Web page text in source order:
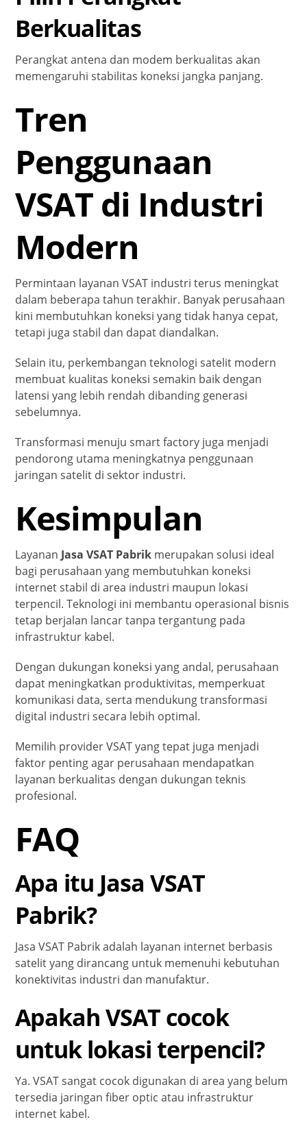
Berkualitas
Perangkat antena dan modem berkualitas akan
memengaruhi stabilitas koneksi jangka panjang.
Tren
Penggunaan
VSAT di Industri
Modern
Permintaan layanan VSAT industri terus meningkat
dalam beberapa tahun terakhir. Banyak perusahaan
kini membutuhkan koneksi yang tidak hanya cepat,
tetapi juga stabil dan dapat diandalkan.
Selain itu, perkembangan teknologi satelit modern
membuat kualitas koneksi semakin baik dengan
latensi yang lebih rendah dibanding generasi
sebelumnya.
Transformasi menuju smart factory juga menjadi
pendorong utama meningkatnya penggunaan
jaringan satelit di sektor industri.
Kesimpulan
Layanan Jasa VSAT Pabrik merupakan solusi ideal
bagi perusahaan yang membutuhkan koneksi
internet stabil di area industri maupun lokasi
terpencil. Teknologi ini membantu operasional bisnis
tetap berjalan lancar tanpa tergantung pada
infrastruktur kabel.
Dengan dukungan koneksi yang andal, perusahaan
dapat meningkatkan produktivitas, memperkuat
komunikasi data, serta mendukung transformasi
digital industri secara lebih optimal.
Memilih provider VSAT yang tepat juga menjadi
faktor penting agar perusahaan mendapatkan
layanan berkualitas dengan dukungan teknis
profesional.
FAQ
Apa itu Jasa VSAT
Pabrik?
Jasa VSAT Pabrik adalah layanan internet berbasis
satelit yang dirancang untuk memenuhi kebutuhan
konektivitas industri dan manufaktur.
Apakah VSAT cocok
untuk lokasi terpencil?
Ya. VSAT sangat cocok digunakan di area yang belum
tersedia jaringan fiber optic atau infrastruktur
internet kabel.